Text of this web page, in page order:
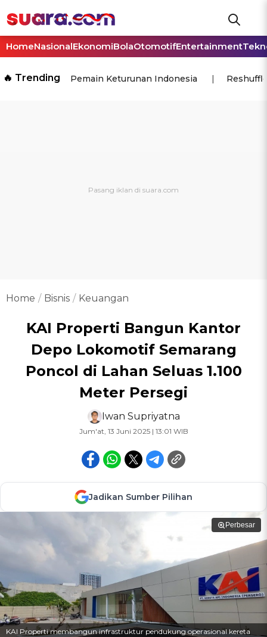
HomeNasionalEkonomiBolaOtomotifEntertainment
🔥 Trending Pemain Keturunan Indonesia
Home Bisnis Keuangan
KAI Properti Bangun Kantor
Depo Lokomotif Semarang
Poncol di Lahan Seluas 1.100
Meter Persegi
Iwan Supriyatna
Jum'at, 13 Juni 2025 | 13:01 WIB
Jadikan Sumber Pilihan
Perbesar
KAI Properti membangun infrastruktur pendukung operasional kereta